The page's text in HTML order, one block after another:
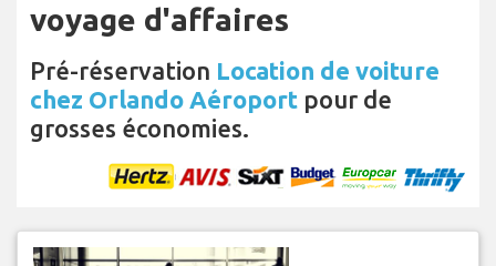
voyage d'affaires
Pré-réservation Location de voiture
chez Orlando Aéroport pour de
grosses économies.